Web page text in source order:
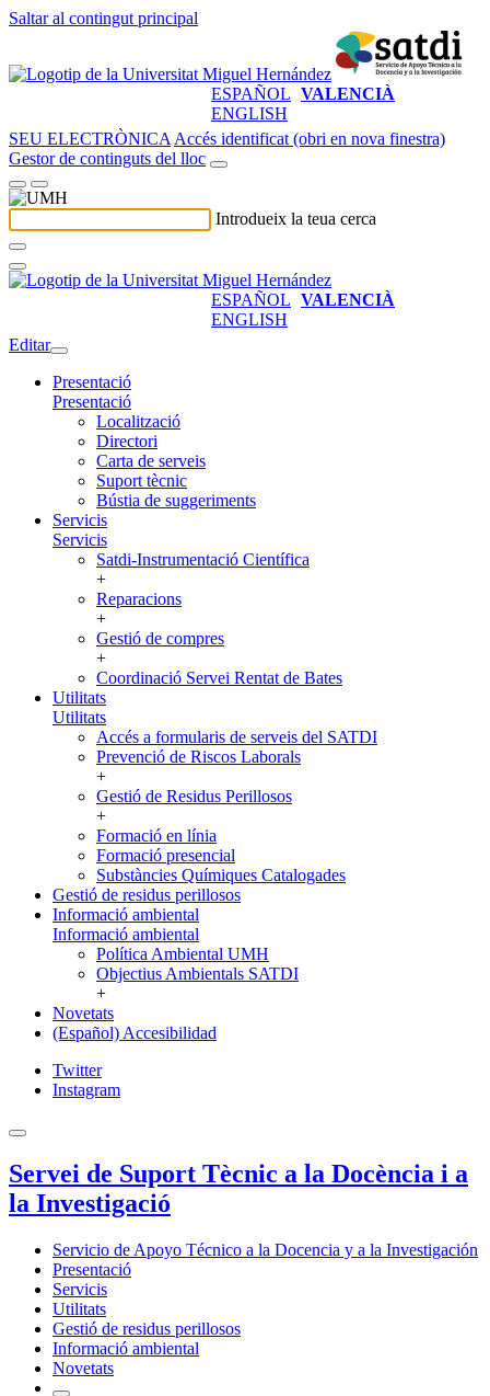
Saltar al contingut principal
ESPAÑOL VALENCIÀ
ENGLISH
SEU ELECTRÒNICA Accés identificat (obri en nova finestra)
Gestor de continguts del lloc
Introdueix la teua cerca
ESPAÑOL VALENCIÀ
ENGLISH
Editar
Presentació
Presentació
Localització
Directori
Carta de serveis
Suport tècnic
Bústia de suggeriments
Servicis
Servicis
Satdi-Instrumentació Científica
+
Reparacions
+
Gestió de compres
+
Coordinació Servei Rentat de Bates
Utilitats
Utilitats
Accés a formularis de serveis del SATDI
Prevenció de Riscos Laborals
+
Gestió de Residus Perillosos
+
Formació en línia
Formació presencial
Substàncies Químiques Catalogades
Gestió de residus perillosos
Informació ambiental
Informació ambiental
Política Ambiental UMH
Objectius Ambientals SATDI
+
Novetats
(Español) Accesibilidad
Twitter
Instagram
Servei de Suport Tècnic a la Docència i a
la Investigació
Servicio de Apoyo Técnico a la Docencia y a la Investigación
Presentació
Servicis
Utilitats
Gestió de residus perillosos
Informació ambiental
Novetats